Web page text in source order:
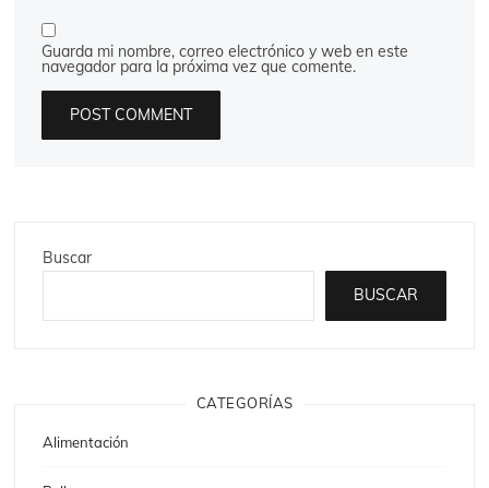
Guarda mi nombre, correo electrónico y web en este
navegador para la próxima vez que comente.
Buscar
BUSCAR
CATEGORÍAS
Alimentación